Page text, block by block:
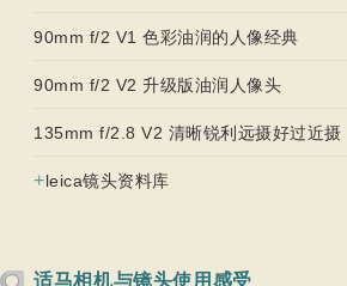
90mm f/2 V1 色彩油润的人像经典
90mm f/2 V2 升级版油润人像头
135mm f/2.8 V2 清晰锐利远摄好过近摄
+leica镜头资料库
适马相机与镜头使用感受